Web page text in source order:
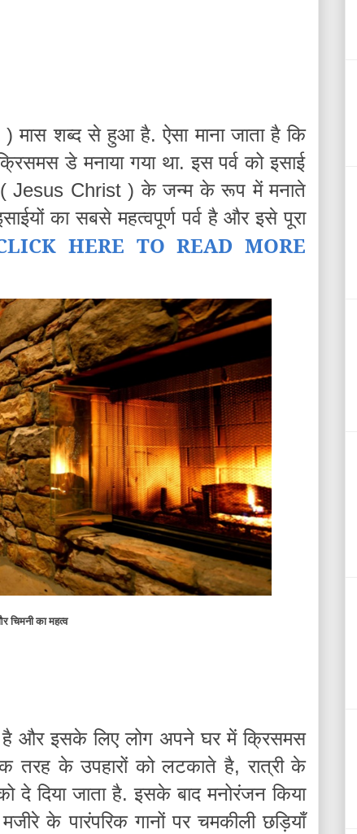
)मास शब्द से हुआ है.ऐसा माना जाता है कि
डे मनाया गया था.इस पर्व को इसाई
(Jesus Christ)के जन्म के रूप में मनाते
का सबसे महत्वपूर्ण पर्व है और इसे पूरा
HERE TO READ MORE
का महत्व
है और इसके लिए लोग अपने घर में क्रिसमस
तरह के उपहारों को लटकाते है,रात्री के
दे दिया जाता है.इसके बाद मनोरंजन किया
मजीरे के पारंपरिक गानों पर चमकीली छड़ियाँ